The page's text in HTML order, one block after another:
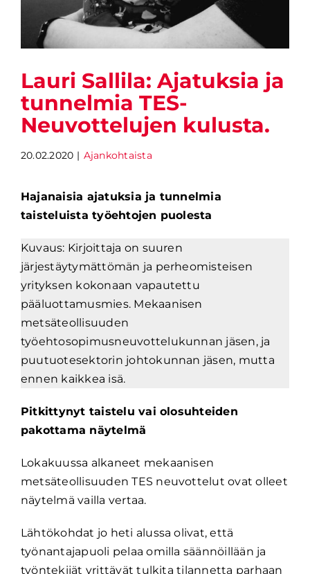
Lauri Sallila: Ajatuksia ja
tunnelmia TES-
Neuvottelujen kulusta.
20.02.2020 | Ajankohtaista
Hajanaisia ajatuksia ja tunnelmia
taisteluista työehtojen puolesta
Kuvaus: Kirjoittaja on suuren
järjestäytymättömän ja perheomisteisen
yrityksen kokonaan vapautettu
pääluottamusmies. Mekaanisen
metsäteollisuuden
työehtosopimusneuvottelukunnan jäsen, ja
puutuotesektorin johtokunnan jäsen, mutta
ennen kaikkea isä.
Pitkittynyt taistelu vai olosuhteiden
pakottama näytelmä
Lokakuussa alkaneet mekaanisen
metsäteollisuuden TES neuvottelut ovat olleet
näytelmä vailla vertaa.
Lähtökohdat jo heti alussa olivat, että
työnantajapuoli pelaa omilla säännöillään ja
työntekijät yrittävät tulkita tilannetta parhaan